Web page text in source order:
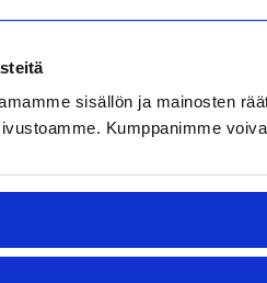
sisällön ja mainosten
Kumppanimme